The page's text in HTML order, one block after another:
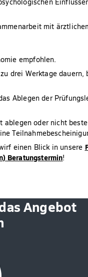
mit
empfohlen.
drei Werktage dauern,
Ablegen der
ablegen oder nicht
einen Blick in unsere
Beratungstermin!
Angebot